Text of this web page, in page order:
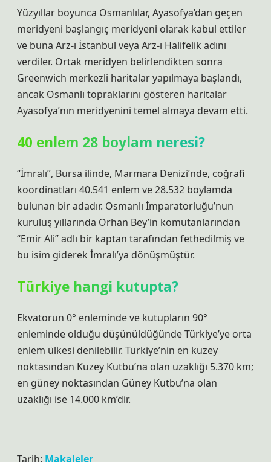
Yüzyıllar boyunca Osmanlılar, Ayasofya’dan geçen
meridyeni başlangıç ​​meridyeni olarak kabul ettiler
ve buna Arz-ı İstanbul veya Arz-ı Halifelik adını
verdiler. Ortak meridyen belirlendikten sonra
Greenwich merkezli haritalar yapılmaya başlandı,
ancak Osmanlı topraklarını gösteren haritalar
Ayasofya’nın meridyenini temel almaya devam etti.
40 enlem 28 boylam neresi?
“İmralı”, Bursa ilinde, Marmara Denizi’nde, coğrafi
koordinatları 40.541 enlem ve 28.532 boylamda
bulunan bir adadır. Osmanlı İmparatorluğu’nun
kuruluş yıllarında Orhan Bey’in komutanlarından
“Emir Ali” adlı bir kaptan tarafından fethedilmiş ve
bu isim giderek İmralı’ya dönüşmüştür.
Türkiye hangi kutupta?
Ekvatorun 0° enleminde ve kutupların 90°
enleminde olduğu düşünüldüğünde Türkiye’ye orta
enlem ülkesi denilebilir. Türkiye’nin en kuzey
noktasından Kuzey Kutbu’na olan uzaklığı 5.370 km;
en güney noktasından Güney Kutbu’na olan
uzaklığı ise 14.000 km’dir.
Tarih: Makaleler